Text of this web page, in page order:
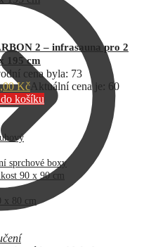
2 – infrasauna pro 2
195 cm
cena byla: 73
Kč Aktuální cena je: 60
košíku
sprchové boxy
90 x 90 cm
x 80 cm